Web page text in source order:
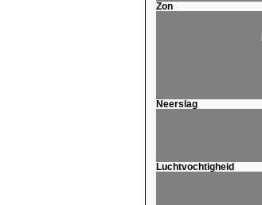
Zon
Neerslag
Luchtvochtigheid